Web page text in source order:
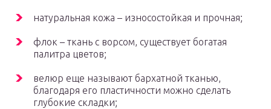
натуральная кожа – износостойкая и прочная;
флок – ткань с ворсом, существует богатая
палитра цветов;
велюр еще называют бархатной тканью,
благодаря его пластичности можно сделать
глубокие складки;